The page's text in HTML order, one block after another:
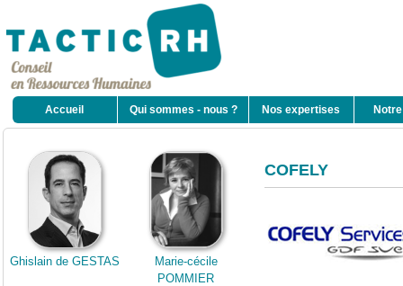
Ghislain de GESTAS
Marie-cécile
POMMIER
COFELY
Accueil Qui sommes - nous ? Nos expertises